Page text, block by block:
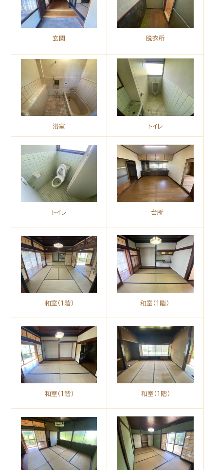
玄関 脱衣所
浴室 トイレ
トイレ 台所
和室（１階） 和室（１階）
和室（１階） 和室（１階）